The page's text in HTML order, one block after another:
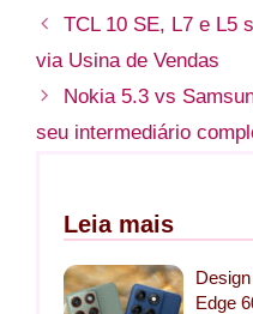
TCL 10 SE, L7 e L5
via Usina de Vendas
Nokia 5.3 vs
seu intermediário
Leia mais
Edge